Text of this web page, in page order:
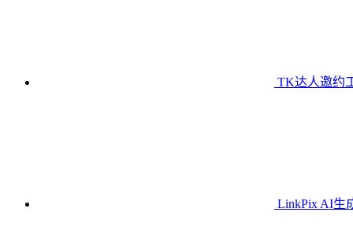
TK达人邀约
LinkPix AI生